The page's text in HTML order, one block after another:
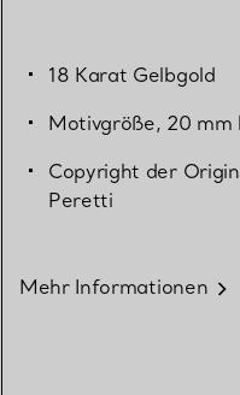
18 Karat Gelbgold
Motivgröße, 20 mm
Copyright der
Peretti
Mehr Informationen